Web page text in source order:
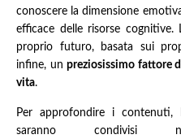
conoscere la dimensione
efficace delle risorse cognitive.
proprio futuro, basata sui
infine, unpreziosissimo fattore
vita.
Per approfondire i
saranno condivisi